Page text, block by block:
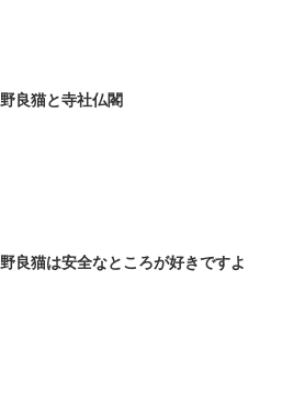
野良猫と寺社仏閣
野良猫は安全なところが好きですよ